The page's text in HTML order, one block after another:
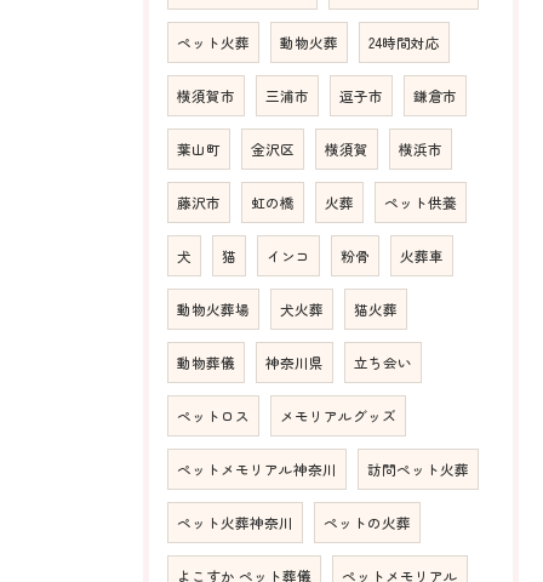
ペット火葬 動物火葬 24時間対応
横須賀市 三浦市 逗子市 鎌倉市
葉山町 金沢区 横須賀 横浜市
藤沢市 虹の橋 火葬 ペット供養
犬 猫 インコ 粉骨 火葬車
動物火葬場 犬火葬 猫火葬
動物葬儀 神奈川県 立ち会い
ペットロス メモリアルグッズ
ペットメモリアル神奈川 訪問ペット火葬
ペット火葬神奈川 ペットの火葬
よこすか ペット葬儀 ペットメモリアル